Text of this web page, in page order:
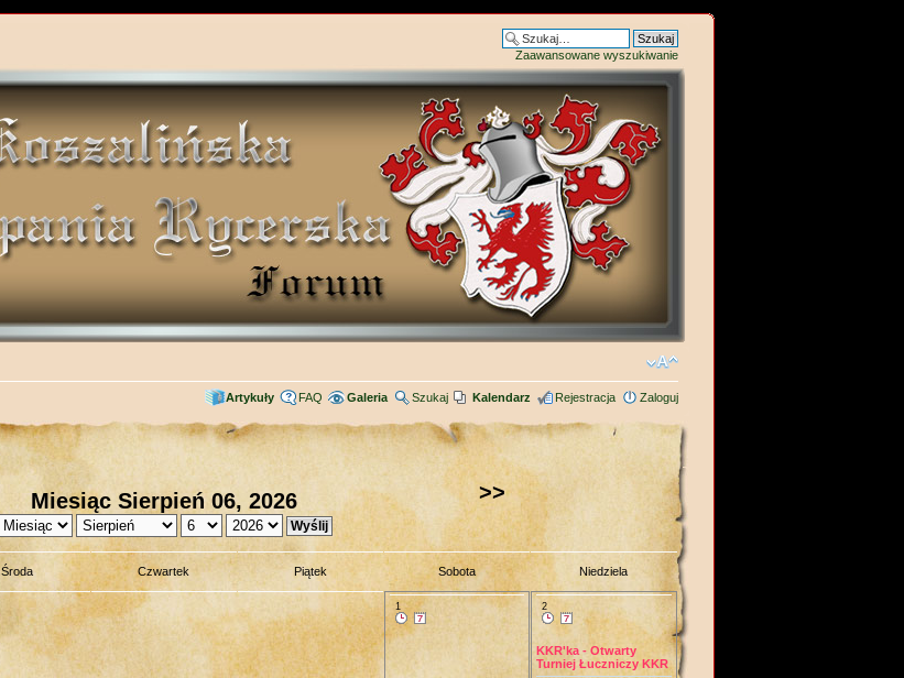
Zaawansowane wyszukiwanie
Artykuły FAQ Galeria Szukaj Kalendarz Rejestracja Zaloguj
Miesiąc Sierpień 06, 2026 >>
Środa Czwartek Piątek Sobota Niedziela
1 2
KKR'ka - Otwarty
Turniej Łuczniczy KKR